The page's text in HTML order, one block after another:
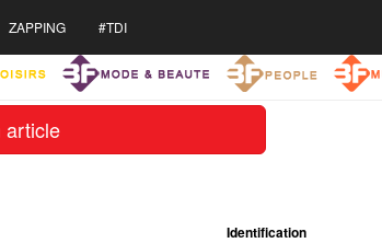
article
ZAPPING #TDI
Identification